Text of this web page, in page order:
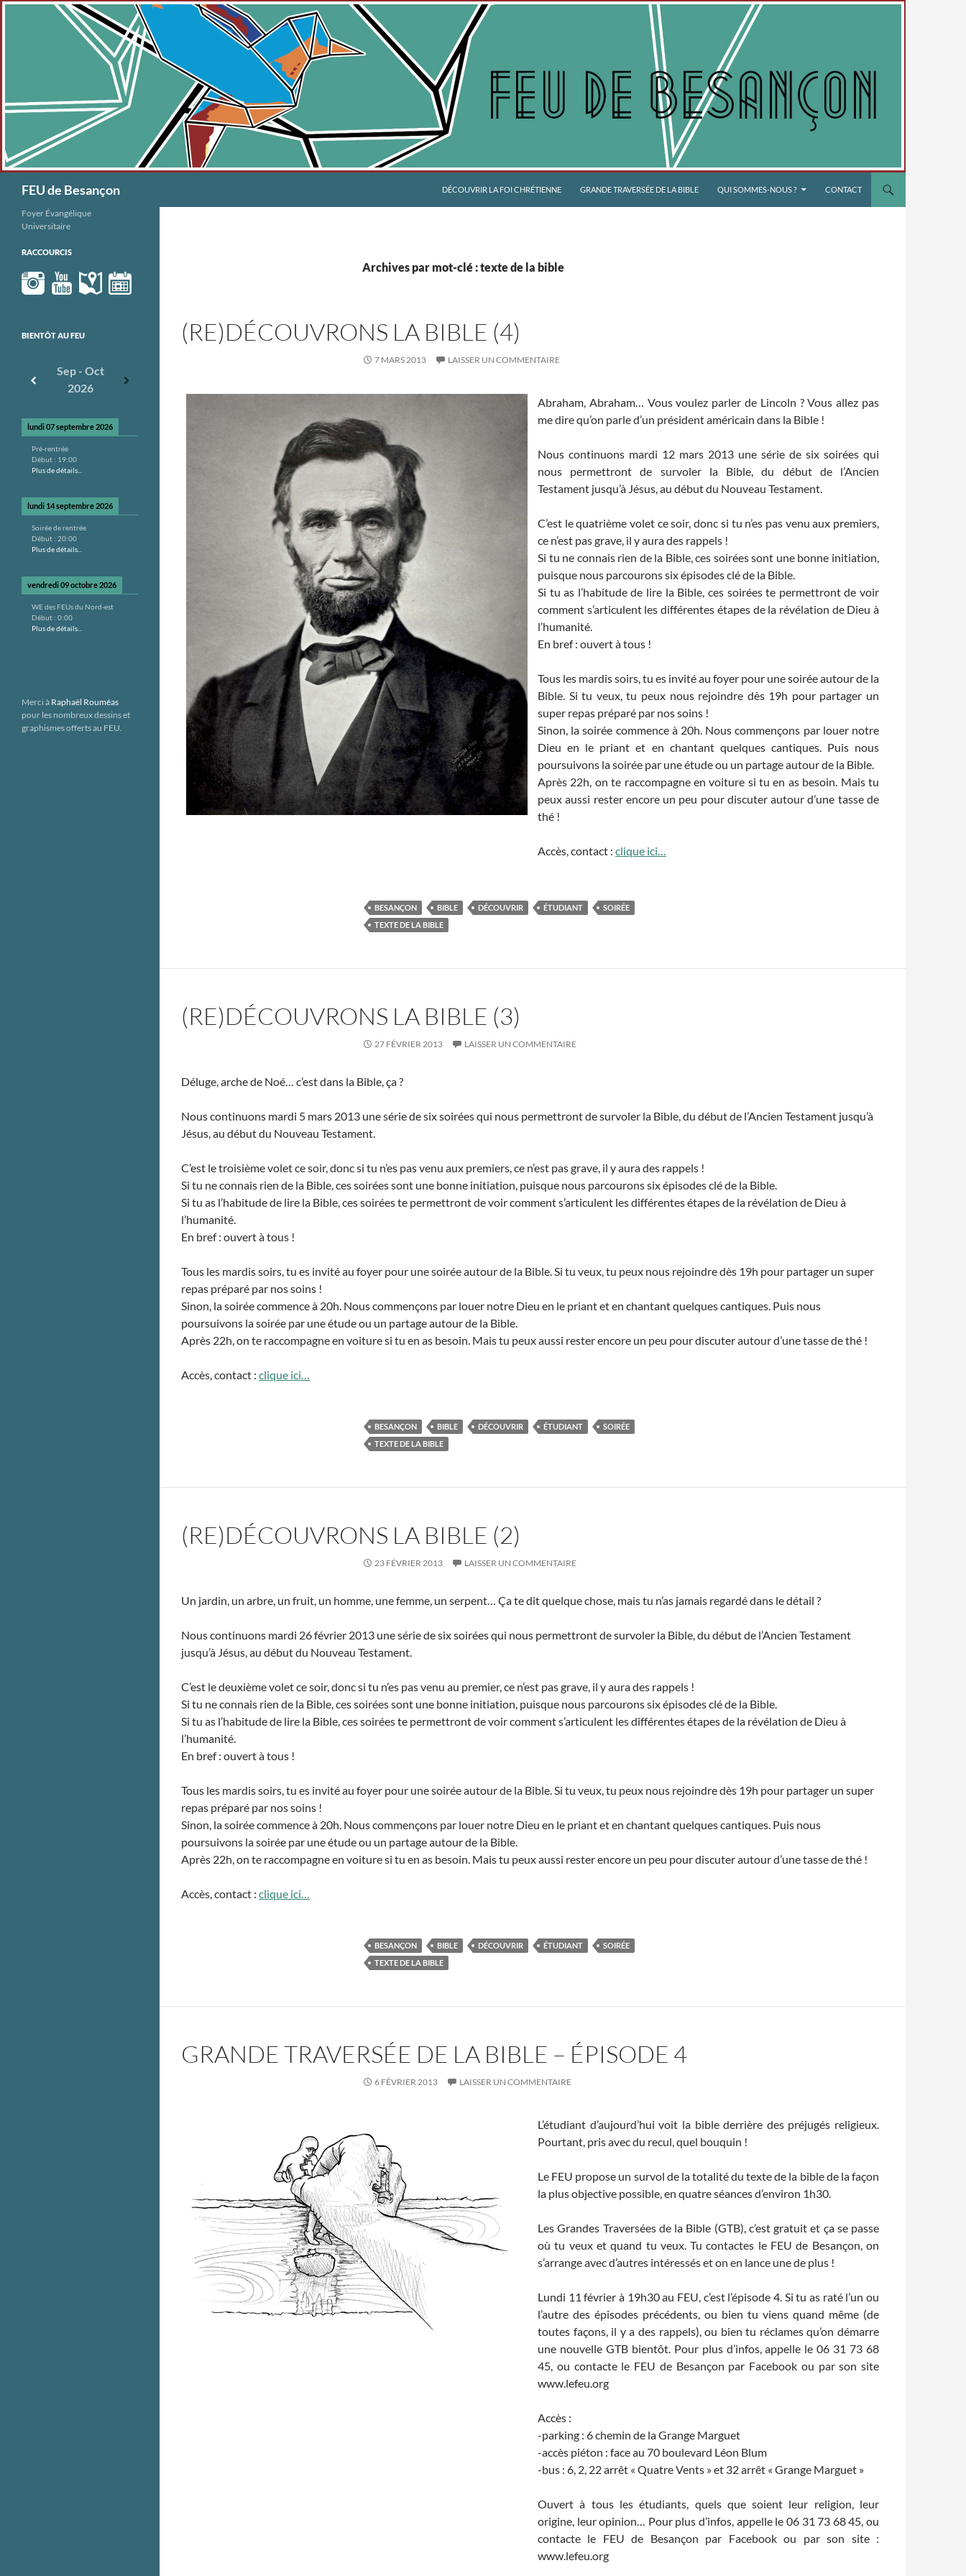
Aller
FEU de Besançon DÉCOUVRIR LA FOI CHRÉTIENNE GRANDE TRAVERSÉE DE LA BIBLE QUI SOMMES-NOUS ? CONTACT
Archives par mot-clé : texte de la bible
(RE)DÉCOUVRONS LA BIBLE (4)
7 MARS 2013 LAISSER UN COMMENTAIRE
Abraham, Abraham… Vous voulez parler de Lincoln ? Vous allez pas
me dire qu’on parle d’un président américain dans la Bible !
Nous continuons mardi 12 mars 2013 une série de six soirées qui
nous permettront de survoler la Bible, du début de l’Ancien
Testament jusqu’à Jésus, au début du Nouveau Testament.
C’est le quatrième volet ce soir, donc si tu n’es pas venu aux premiers,
ce n’est pas grave, il y aura des rappels !
Si tu ne connais rien de la Bible, ces soirées sont une bonne initiation,
puisque nous parcourons six épisodes clé de la Bible.
Si tu as l’habitude de lire la Bible, ces soirées te permettront de voir
comment s’articulent les différentes étapes de la révélation de Dieu à
l’humanité.
En bref : ouvert à tous !
Tous les mardis soirs, tu es invité au foyer pour une soirée autour de la
Bible. Si tu veux, tu peux nous rejoindre dès 19h pour partager un
super repas préparé par nos soins !
Sinon, la soirée commence à 20h. Nous commençons par louer notre
Dieu en le priant et en chantant quelques cantiques. Puis nous
poursuivons la soirée par une étude ou un partage autour de la Bible.
Après 22h, on te raccompagne en voiture si tu en as besoin. Mais tu
peux aussi rester encore un peu pour discuter autour d’une tasse de
thé !
Accès, contact : clique ici…
BESANÇON BIBLE DÉCOUVRIR ÉTUDIANT
SOIRÉE
TEXTE DE LA BIBLE
(RE)DÉCOUVRONS LA BIBLE (3)
27 FÉVRIER 2013 LAISSER UN COMMENTAIRE
Déluge, arche de Noé… c’est dans la Bible, ça ?
Nous continuons mardi 5 mars 2013 une série de six soirées qui nous permettront de survoler la Bible, du début de l’Ancien Testament jusqu’à
Jésus, au début du Nouveau Testament.
C’est le troisième volet ce soir, donc si tu n’es pas venu aux premiers, ce n’est pas grave, il y aura des rappels !
Si tu ne connais rien de la Bible, ces soirées sont une bonne initiation, puisque nous parcourons six épisodes clé de la Bible.
Si tu as l’habitude de lire la Bible, ces soirées te permettront de voir comment s’articulent les différentes étapes de la révélation de Dieu à
l’humanité.
En bref : ouvert à tous !
Tous les mardis soirs, tu es invité au foyer pour une soirée autour de la Bible. Si tu veux, tu peux nous rejoindre dès 19h pour partager un super
repas préparé par nos soins !
Sinon, la soirée commence à 20h. Nous commençons par louer notre Dieu en le priant et en chantant quelques cantiques. Puis nous
poursuivons la soirée par une étude ou un partage autour de la Bible.
Après 22h, on te raccompagne en voiture si tu en as besoin. Mais tu peux aussi rester encore un peu pour discuter autour d’une tasse de thé !
Accès, contact : clique ici…
BESANÇON BIBLE DÉCOUVRIR ÉTUDIANT
SOIRÉE
TEXTE DE LA BIBLE
(RE)DÉCOUVRONS LA BIBLE (2)
23 FÉVRIER 2013 LAISSER UN COMMENTAIRE
Un jardin, un arbre, un fruit, un homme, une femme, un serpent… Ça te dit quelque chose, mais tu n’as jamais regardé dans le détail ?
Nous continuons mardi 26 février 2013 une série de six soirées qui nous permettront de survoler la Bible, du début de l’Ancien Testament
jusqu’à Jésus, au début du Nouveau Testament.
C’est le deuxième volet ce soir, donc si tu n’es pas venu au premier, ce n’est pas grave, il y aura des rappels !
Si tu ne connais rien de la Bible, ces soirées sont une bonne initiation, puisque nous parcourons six épisodes clé de la Bible.
Si tu as l’habitude de lire la Bible, ces soirées te permettront de voir comment s’articulent les différentes étapes de la révélation de Dieu à
l’humanité.
En bref : ouvert à tous !
Tous les mardis soirs, tu es invité au foyer pour une soirée autour de la Bible. Si tu veux, tu peux nous rejoindre dès 19h pour partager un super
repas préparé par nos soins !
Sinon, la soirée commence à 20h. Nous commençons par louer notre Dieu en le priant et en chantant quelques cantiques. Puis nous
poursuivons la soirée par une étude ou un partage autour de la Bible.
Après 22h, on te raccompagne en voiture si tu en as besoin. Mais tu peux aussi rester encore un peu pour discuter autour d’une tasse de thé !
Accès, contact : clique ici…
BESANÇON BIBLE DÉCOUVRIR ÉTUDIANT
SOIRÉE
TEXTE DE LA BIBLE
GRANDE TRAVERSÉE DE LA BIBLE – ÉPISODE 4
6 FÉVRIER 2013 LAISSER UN COMMENTAIRE
L’étudiant d’aujourd’hui voit la bible derrière des préjugés religieux.
Pourtant, pris avec du recul, quel bouquin !
Le FEU propose un survol de la totalité du texte de la bible de la façon
la plus objective possible, en quatre séances d’environ 1h30.
Les Grandes Traversées de la Bible (GTB), c’est gratuit et ça se passe
où tu veux et quand tu veux. Tu contactes le FEU de Besançon, on
s’arrange avec d’autres intéressés et on en lance une de plus !
Lundi 11 février à 19h30 au FEU, c’est l’épisode 4. Si tu as raté l’un ou
l’autre des épisodes précédents, ou bien tu viens quand même (de
toutes façons, il y a des rappels), ou bien tu réclames qu’on démarre
une nouvelle GTB bientôt. Pour plus d’infos, appelle le 06 31 73 68
45, ou contacte le FEU de Besançon par Facebook ou par son site
www.lefeu.org
Accès :
-parking : 6 chemin de la Grange Marguet
-accès piéton : face au 70 boulevard Léon Blum
-bus : 6, 2, 22 arrêt « Quatre Vents » et 32 arrêt « Grange Marguet »
Ouvert à tous les étudiants, quels que soient leur religion, leur
origine, leur opinion… Pour plus d’infos, appelle le 06 31 73 68 45, ou
contacte le FEU de Besançon par Facebook ou par son site :
www.lefeu.org
Foyer Évangélique
Universitaire
RACCOURCIS
BIENTÔT AU FEU
Sep - Oct
2026
lundi 07 septembre 2026
Pré-rentrée
Début : 19:00
Plus de détails...
lundi 14 septembre 2026
Soirée de rentrée
Début : 20:00
Plus de détails...
vendredi 09 octobre 2026
WE des FEUs du Nord-est
Début : 0:00
Plus de détails...
Merci à Raphaël Rouméas
pour les nombreux dessins et
graphismes offerts au FEU.